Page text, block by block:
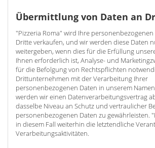
Übermittlung von Daten an
"Pizzeria Roma" wird Ihre
Dritte verkaufen, und wir werden diese Daten
weitergeben, wenn dies für die Erfüllung
Ihnen erforderlich ist, Analyse- und
für die Befolgung von Rechtspflichten
Drittunternehmen mit der Verarbeitung Ihrer
personenbezogenen Daten in unserem
werden wir einen Datenverarbeitungsvertrag
dasselbe Niveau an Schutz und vertraulicher
personenbezogenen Daten zu gewährleisten.
in diesem Fall weiterhin die letztendliche
Verarbeitungsaktivitäten.